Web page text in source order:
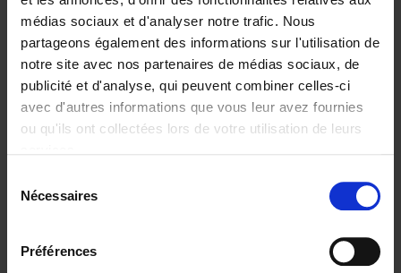
médias sociaux et d'analyser notre trafic. Nous
partageons également des informations sur l'utilisation de
notre site avec nos partenaires de médias sociaux, de
publicité et d'analyse, qui peuvent combiner celles-ci
avec d'autres informations que vous leur avez fournies
ou qu'ils ont collectées lors de votre utilisation de leurs
Nécessaires
Préférences
Ajouter au panier
Reward
Axel Smits
Bart Van den Bussche
Couverture souple
2024 222